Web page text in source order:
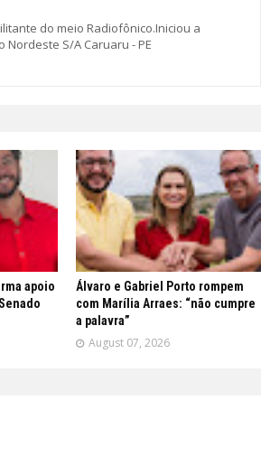
do meio Radiofônico.Iniciou a
S/A Caruaru - PE
apoio
Álvaro e Gabriel Porto rompem
com Marília Arraes: “não cumpre
a palavra”
August 07, 2026